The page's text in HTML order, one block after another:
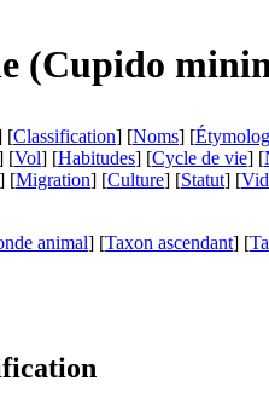
(Cupido
[Classification] [Noms] [
[Vol] [Habitudes] [Cycle de vie] [
] [Migration] [Culture] [Statut] [
animal] [Taxon ascendant] [